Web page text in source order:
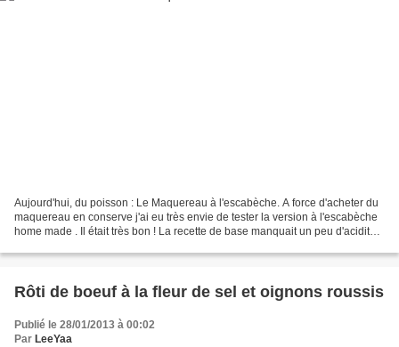
Aujourd'hui, du poisson : Le Maquereau à l'escabèche. A force d'acheter du
maquereau en conserve j'ai eu très envie de tester la version à l'escabèche
home made . Il était très bon ! La recette de base manquait un peu d'acidité à
Rôti de boeuf à la fleur de sel et oignons roussis
Publié le 28/01/2013 à 00:02
Par LeeYaa